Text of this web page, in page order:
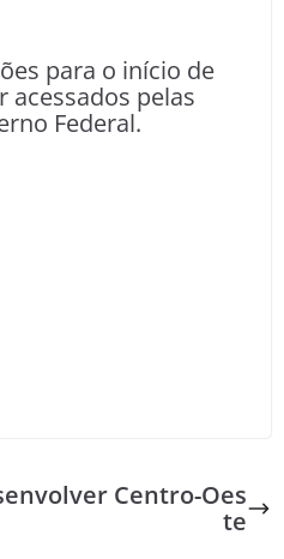
para o início de
pelas
Federal.
Centro-Oes
te